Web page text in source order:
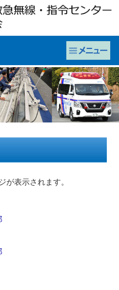
が表示されます。